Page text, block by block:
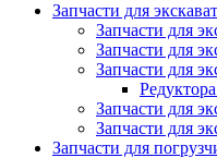
Запчасти для
Запчасти для
Запчасти для
Запчасти для
Запчасти для
Запчасти для
Запчасти для